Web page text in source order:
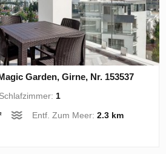
Garden, Girne, Nr. 153537
Schlafzimmer:1
Entf. Zum Meer:2.3 km